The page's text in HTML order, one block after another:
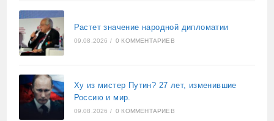
Растет значение народной дипломатии
09.08.2026 / 0 КОММЕНТАРИЕВ
Ху из мистер Путин? 27 лет, изменившие
Россию и мир.
09.08.2026 / 0 КОММЕНТАРИЕВ